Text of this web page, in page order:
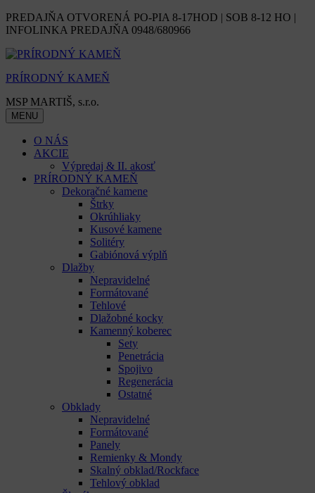
Skip
to
PREDAJŇA OTVORENÁ PO-PIA 8-17HOD | SOB 8-12 HO |
INFOLINKA PREDAJŇA 0948/680966
PRÍRODNÝ KAMEŇ
MSP MARTIŠ, s.r.o.
MENU
O NÁS
AKCIE
Výpredaj & II. akosť
PRÍRODNÝ KAMEŇ
Dekoračné kamene
Štrky
Okrúhliaky
Kusové kamene
Solitéry
Gabiónová výplň
Dlažby
Nepravidelné
Formátované
Tehlové
Dlažobné kocky
Kamenný koberec
Sety
Penetrácia
Spojivo
Regenerácia
Ostatné
Obklady
Nepravidelné
Formátované
Panely
Remienky & Mondy
Skalný obklad/Rockface
Tehlový obklad